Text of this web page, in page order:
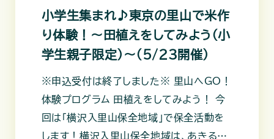
小学生集まれ♪東京の里山で米作
り体験！～田植えをしてみよう（小
学生親子限定）～（5/23開催）
※申込受付は終了しました※ 里山へGO！
体験プログラム 田植えをしてみよう！ 今
回は「横沢入里山保全地域」で保全活動を
します！横沢入里山保全地域は、あきる野